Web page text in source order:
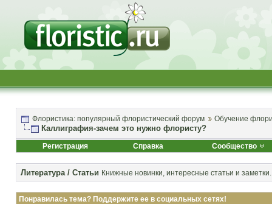
Флористика: популярный флористический форум Обучение
Каллиграфия-зачем это нужно флористу?
Регистрация Справка Сообщество
Литература / Статьи Книжные новинки, интересные статьи и заметки.
Понравилась тема? Поддержите ее в социальных сетях!